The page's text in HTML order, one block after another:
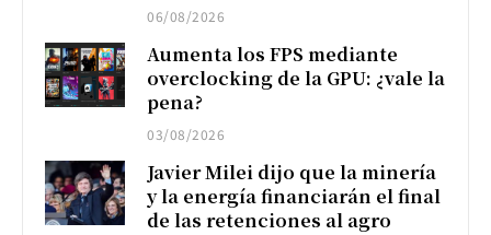
06/08/2026
Aumenta los FPS mediante
overclocking de la GPU: ¿vale la
pena?
03/08/2026
Javier Milei dijo que la minería
y la energía financiarán el final
de las retenciones al agro